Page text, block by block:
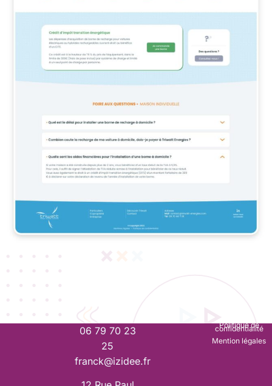
06 79 70 23
25
franck@izidee.fr
Politique de
confidentialité
Mention légales